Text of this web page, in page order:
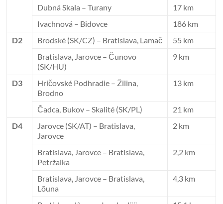
Dubná Skala – Turany
17 km
Ivachnová – Bidovce
186 km
D2
Brodské (SK/CZ) – Bratislava, Lamač
55 km
Bratislava, Jarovce – Čunovo
(SK/HU)
9 km
D3
Hričovské Podhradie – Žilina,
Brodno
13 km
Čadca, Bukov – Skalité (SK/PL)
21 km
D4
Jarovce (SK/AT) – Bratislava,
Jarovce
2 km
Bratislava, Jarovce – Bratislava,
Petržalka
2,2 km
Bratislava, Jarovce – Bratislava,
Lõuna
4,3 km